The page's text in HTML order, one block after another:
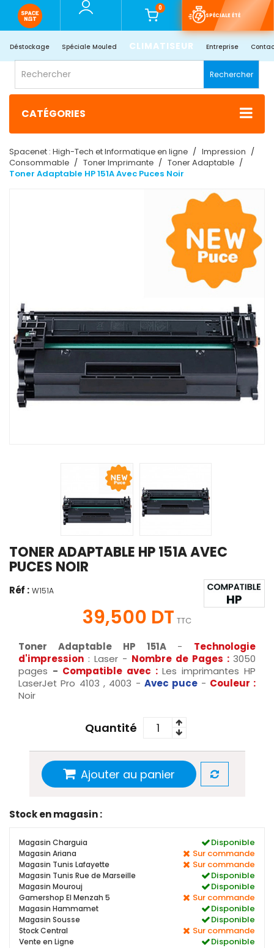
0
SPÉCIALE ÉTÉ
Déstockage Spéciale Mouled CLIMATISEUR Entreprise
Rechercher
CATÉGORIES
Spacenet : High-Tech et Informatique en ligne
Impression
Consommable
Toner Imprimante
Toner Adaptable
Toner Adaptable HP 151A Avec Puces Noir
TONER ADAPTABLE HP 151A AVEC
PUCES NOIR
Réf : W151A
39,500 DT TTC
Toner Adaptable HP 151A - Technologie
d'impression : Laser - Nombre de Pages : 3050
pages - Compatible avec : Les imprimantes HP
LaserJet Pro 4103 , 4003 - Avec puce - Couleur :
Noir
Quantité
Ajouter au panier
Stock en magasin :
Magasin Charguia Disponible
Magasin Ariana Sur commande
Magasin Tunis Lafayette Sur commande
Magasin Tunis Rue de Marseille Disponible
Magasin Mourouj Disponible
Gamershop El Menzah 5 Sur commande
Magasin Hammamet Disponible
Magasin Sousse Disponible
Stock Central Sur commande
Vente en Ligne Disponible